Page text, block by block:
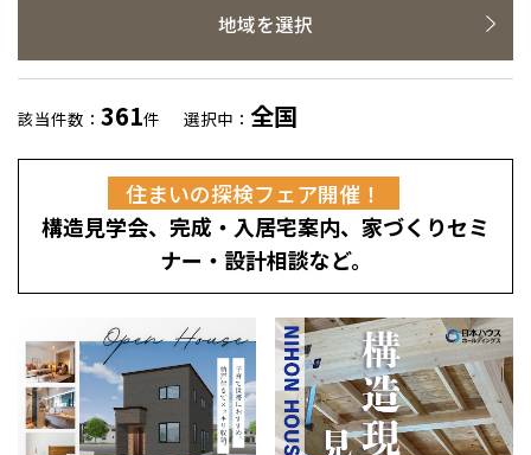
耐震構造
高耐久住宅
高断熱・高気密の家
エネルギー自給自足
感謝訪問・長期保証
直営工事
檜の魅力 トップ
檜と日本人
1000年を超えて生きる檜
知られざる檜の効果・作用
理想の木材「檜」
注文住宅
グレートステージ
平屋の家
外観・インテリア集
リフォーム トップ
選ばれる理由
リフォームの流れ
賃貸併用住宅のメリット
安心のサポートシステム
分譲住宅・土地
分譲マンション
地域を選択
該当件数： 361件 選択中： 全国
住まいの探検フェア開催！
構造見学会、完成・入居宅案内、家づくりセミ
ナー・設計相談など。